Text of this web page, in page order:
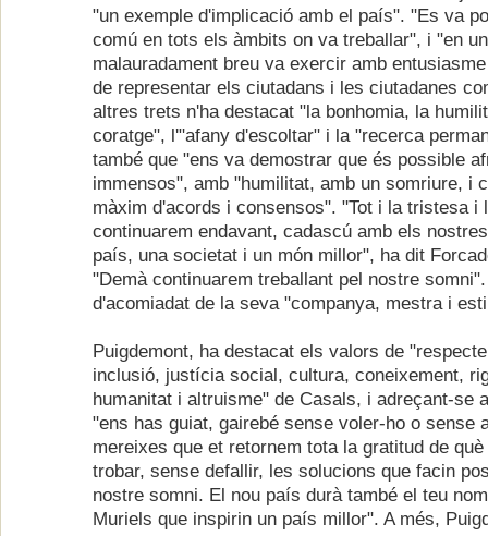
"un exemple d'implicació amb el país". "Es va
comú en tots els àmbits on va treballar", i "en
malauradament breu va exercir amb
de representar els ciutadans i les ciutadanes
altres trets n'ha destacat "la bonhomia, la
coratge", l'"afany d'escoltar" i la "recerca
també que "ens va demostrar que és possible
immensos", amb "humilitat, amb un somriure, i
màxim d'acords i consensos". "Tot i la tristesa i
continuarem endavant, cadascú amb els
país, una societat i un món millor", ha dit
"Demà continuarem treballant pel nostre
d'acomiadat de la seva "companya, mestra i
Puigdemont, ha destacat els valors de
inclusió, justícia social, cultura, coneixement,
humanitat i altruisme" de Casals, i adreçant-se
"ens has guiat, gairebé sense voler-ho o sense
mereixes que et retornem tota la gratitud de
trobar, sense defallir, les solucions que facin
nostre somni. El nou país durà també el teu
Muriels que inspirin un país millor". A més,